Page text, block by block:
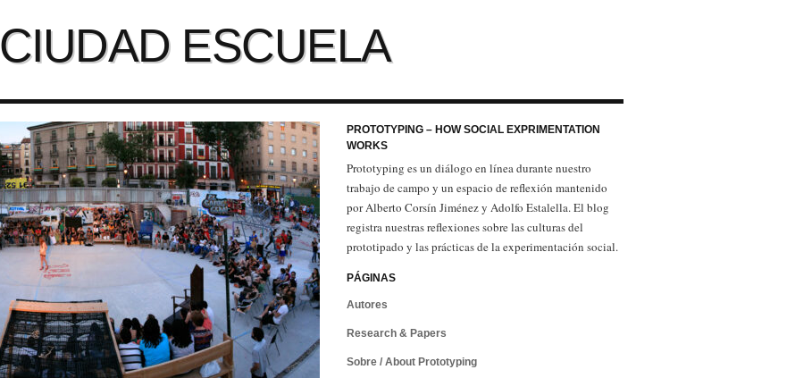
CIUDAD ESCUELA
PROTOTYPING – HOW SOCIAL EXPRIMENTATION
WORKS
Prototyping es un diálogo en línea durante nuestro
trabajo de campo y un espacio de reflexión mantenido
por Alberto Corsín Jiménez y Adolfo Estalella. El blog
registra nuestras reflexiones sobre las culturas del
prototipado y las prácticas de la experimentación social.
PÁGINAS
Autores
Research & Papers
Sobre / About Prototyping